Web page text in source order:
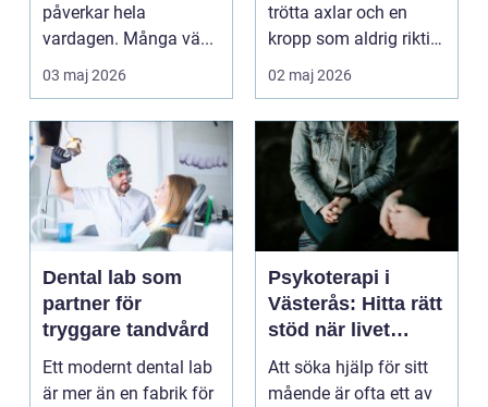
påverkar hela
vardagen. Många vä...
03 maj 2026
trötta axlar och en
kropp som aldrig riktigt
hinner återhämta si...
02 maj 2026
Dental lab som
partner för
tryggare tandvård
Ett modernt dental lab
är mer än en fabrik för
Psykoterapi i
Västerås: Hitta rätt
stöd när livet
skaver
Att söka hjälp för sitt
mående är ofta ett av